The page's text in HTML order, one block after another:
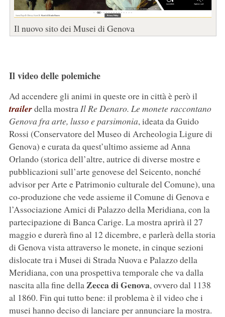
Il nuovo sito dei Musei di Genova
Il video delle polemiche
Ad accendere gli animi in queste ore in città è però il
trailerdella mostraIl Re Denaro. Le monete raccontano
Genova fra arte, lusso e parsimonia, ideata da Guido
Rossi (Conservatore del Museo di Archeologia Ligure di
Genova) e curata da quest’ultimo assieme ad Anna
Orlando (storica dell’altre, autrice di diverse mostre e
pubblicazioni sull’arte genovese del Seicento, nonché
advisor per Arte e Patrimonio culturale del Comune), una
co-produzione che vede assieme il Comune di Genova e
l’Associazione Amici di Palazzo della Meridiana, con la
partecipazione di Banca Carige. La mostra aprirà il 27
maggio e durerà fino al 12 dicembre, e parlerà della storia
di Genova vista attraverso le monete, in cinque sezioni
dislocate tra i Musei di Strada Nuova e Palazzo della
Meridiana, con una prospettiva temporale che va dalla
nascita alla fine dellaZecca di Genova, ovvero dal 1138
al 1860. Fin qui tutto bene: il problema è il video che i
musei hanno deciso di lanciare per annunciare la mostra.